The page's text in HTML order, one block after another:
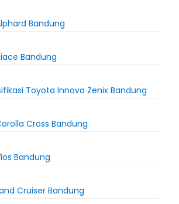
Bandung
Bandung
Toyota Innova Zenix Bandung
Cross Bandung
Bandung
Cruiser Bandung